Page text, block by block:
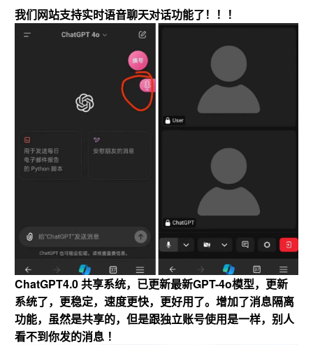
我们网站支持实时语音聊天对话功能了！！！
ChatGPT4.0 共享系统，已更新最新GPT-4o模型，更新
系统了，更稳定，速度更快，更好用了。增加了消息隔离
功能，虽然是共享的，但是跟独立账号使用是一样，别人
看不到你发的消息 ！